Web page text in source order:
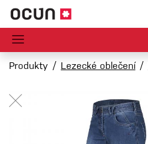
Produkty Lezecké oblečení